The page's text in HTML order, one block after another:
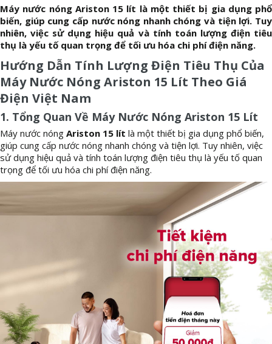
Máy nước nóng Ariston 15 lít là một thiết bị gia dụng phổ
biến, giúp cung cấp nước nóng nhanh chóng và tiện lợi. Tuy
nhiên, việc sử dụng hiệu quả và tính toán lượng điện tiêu
thụ là yếu tố quan trọng để tối ưu hóa chi phí điện năng.
Hướng Dẫn Tính Lượng Điện Tiêu Thụ Của
Máy Nước Nóng Ariston 15 Lít Theo Giá
Điện Việt Nam
1. Tổng Quan Về Máy Nước Nóng Ariston 15 Lít
Máy nước nóng Ariston 15 lít là một thiết bị gia dụng phổ biến,
giúp cung cấp nước nóng nhanh chóng và tiện lợi. Tuy nhiên, việc
sử dụng hiệu quả và tính toán lượng điện tiêu thụ là yếu tố quan
trọng để tối ưu hóa chi phí điện năng.